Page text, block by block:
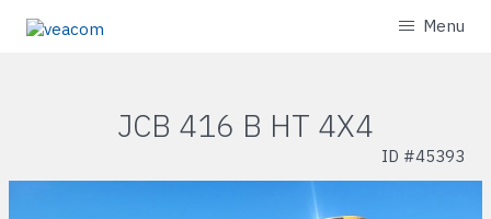
Menu
JCB 416 B HT 4X4
ID #45393